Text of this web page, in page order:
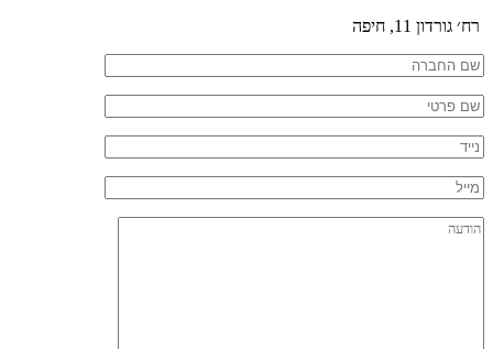
רח׳ גורדון 11, חיפה